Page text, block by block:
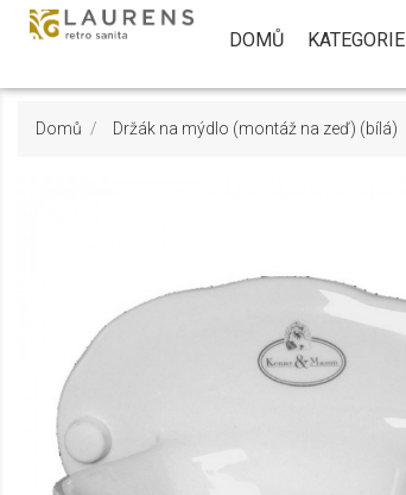
DOMŮ KATEGORIE
Domů Držák na mýdlo (montáž na zeď) (bílá)